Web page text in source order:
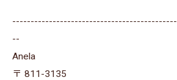
--
Anela
〒 811-3135